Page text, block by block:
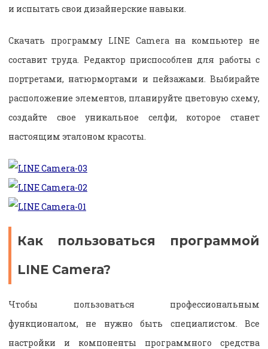
и испытать свои дизайнерские навыки.
Скачать программу LINE Camera на компьютер не
составит труда. Редактор приспособлен для работы с
портретами, натюрмортами и пейзажами. Выбирайте
расположение элементов, планируйте цветовую схему,
создайте свое уникальное селфи, которое станет
настоящим эталоном красоты.
Как пользоваться программой
LINE Camera?
Чтобы пользоваться профессиональным
функционалом, не нужно быть специалистом. Все
настройки и компоненты программного средства